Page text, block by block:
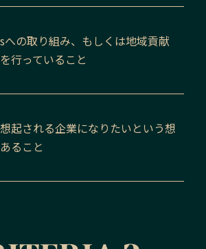
への取り組み、もしくは地域貢献
行っていること
起される企業になりたいという想
ること